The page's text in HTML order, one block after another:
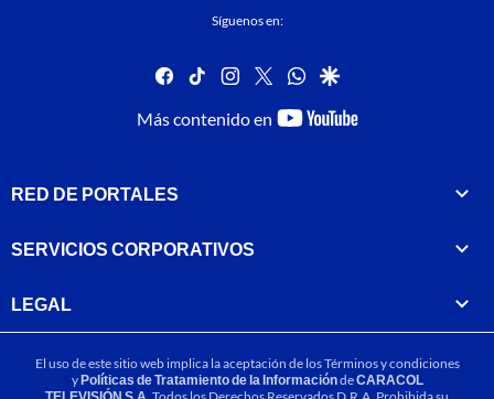
Síguenos en:
facebook
tiktok instagram
twitterwhatsapp
google
Más contenido en
youtube-
RED DE PORTALES
SERVICIOS CORPORATIVOS
LEGAL
El uso de este sitio web implica la aceptación de losTérminos y condiciones
yPolíticas de Tratamiento de la InformacióndeCARACOL